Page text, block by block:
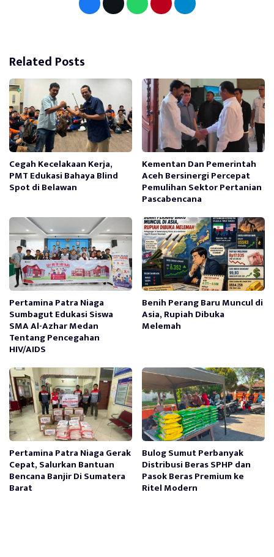
Related Posts
Cegah Kecelakaan Kerja,
PMT Edukasi Bahaya Blind
Spot di Belawan
Kementan Dan Pemerintah
Aceh Bersinergi Percepat
Pemulihan Sektor Pertanian
Pascabencana
Pertamina Patra Niaga
Sumbagut Edukasi Siswa
SMA Al-Azhar Medan
Tentang Pencegahan
HIV/AIDS
Benih Perang Baru Muncul di
Asia, Rupiah Dibuka
Melemah
Pertamina Patra Niaga Gerak
Cepat, Salurkan Bantuan
Bencana Banjir Di Sumatera
Barat
Bulog Sumut Perbanyak
Distribusi Beras SPHP dan
Pasok Beras Premium ke
Ritel Modern